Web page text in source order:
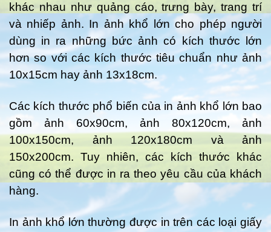
khác nhau như quảng cáo, trưng bày, trang trí
và nhiếp ảnh. In ảnh khổ lớn cho phép người
dùng in ra những bức ảnh có kích thước lớn
hơn so với các kích thước tiêu chuẩn như ảnh
10x15cm hay ảnh 13x18cm.
Các kích thước phổ biến của in ảnh khổ lớn bao
gồm ảnh 60x90cm, ảnh 80x120cm, ảnh
100x150cm, ảnh 120x180cm và ảnh
150x200cm. Tuy nhiên, các kích thước khác
cũng có thể được in ra theo yêu cầu của khách
hàng.
In ảnh khổ lớn thường được in trên các loại giấy